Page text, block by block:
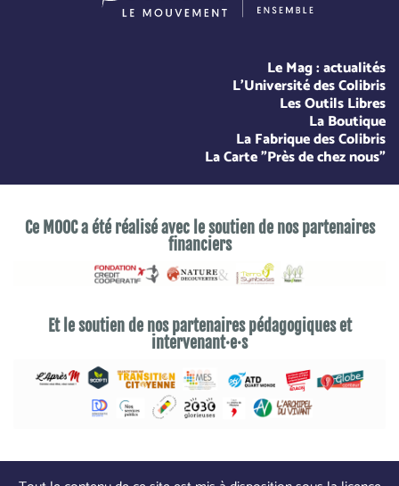
Le Mag : actualités
L'Université des Colibris
Les Outils Libres
La Boutique
La Fabrique des Colibris
La Carte "Près de chez nous"
Ce MOOC a été réalisé avec le soutien de nos partenaires
financiers
Et le soutien de nos partenaires pédagogiques et
intervenant·e·s